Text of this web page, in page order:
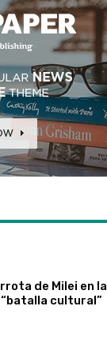
de Milei en la
cultural”